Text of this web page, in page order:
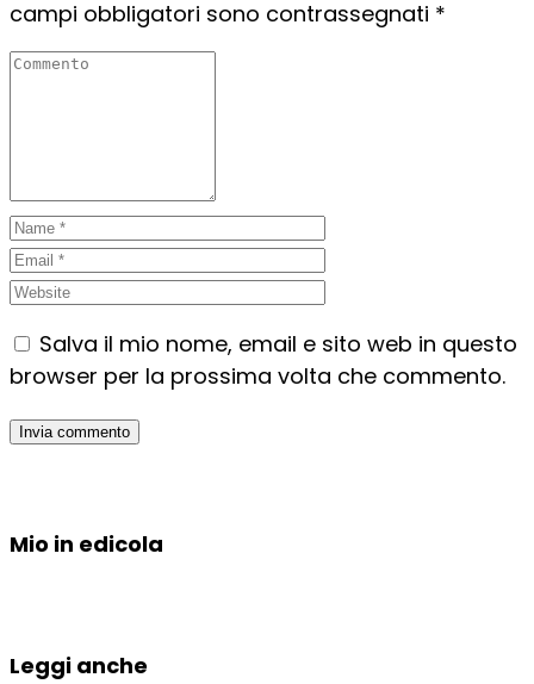
campi obbligatori sono contrassegnati *
Salva il mio nome, email e sito web in questo
browser per la prossima volta che commento.
Mio in edicola
Leggi anche